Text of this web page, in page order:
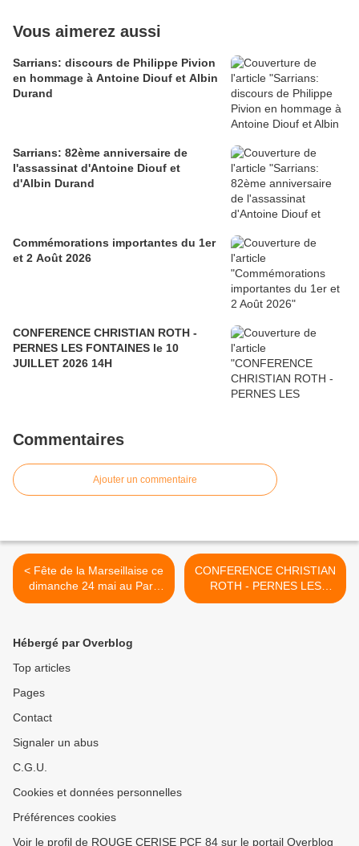
Vous aimerez aussi
Sarrians: discours de Philippe Pivion
en hommage à Antoine Diouf et Albin
Durand
Sarrians: 82ème anniversaire de
l'assassinat d'Antoine Diouf et
d'Albin Durand
Commémorations importantes du 1er
et 2 Août 2026
CONFERENCE CHRISTIAN ROTH -
PERNES LES FONTAINES le 10
JUILLET 2026 14H
Commentaires
Ajouter un commentaire
< Fête de la Marseillaise ce
dimanche 24 mai au Parc
des Libertés, Ile de la
CONFERENCE CHRISTIAN
ROTH - PERNES LES
FONTAINES le 10 JUILLET
Hébergé par Overblog
Top articles
Pages
Contact
Signaler un abus
C.G.U.
Cookies et données personnelles
Préférences cookies
Voir le profil de ROUGE CERISE PCF 84 sur le portail Overblog